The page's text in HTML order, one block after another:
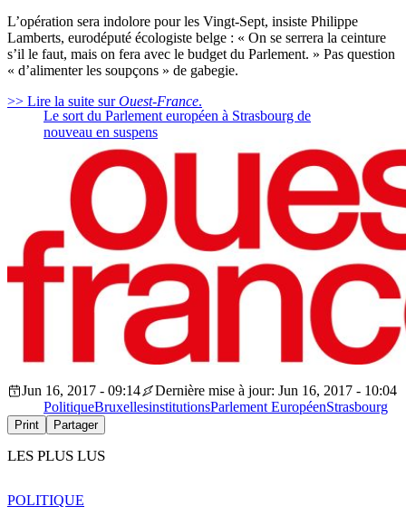
L’opération sera indolore pour les Vingt-Sept, insiste Philippe
Lamberts, eurodéputé écologiste belge : « On se serrera la ceinture
s’il le faut, mais on fera avec le budget du Parlement. » Pas question
« d’alimenter les soupçons » de gabegie.
Le sort du Parlement européen à Strasbourg de
nouveau en suspens
>> Lire la suite surOuest-France.
Jun 16, 2017 - 09:14
Dernière mise à jour: Jun 16, 2017 - 10:04
PolitiqueBruxellesinstitutionsParlement EuropéenStrasbourg
Print Partager
LES PLUS LUS
POLITIQUE